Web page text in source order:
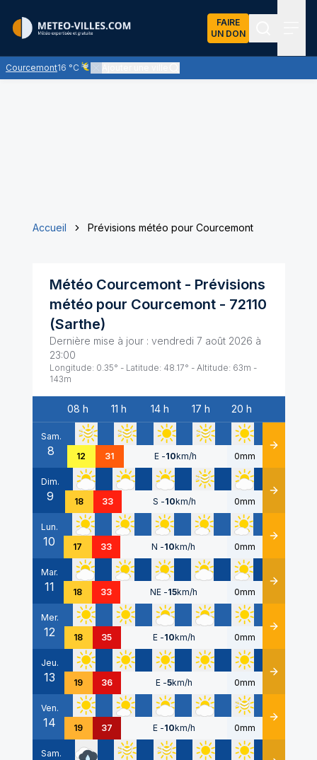
FAIRE
UN DON
Courcemont16 °C
Ciel voilé par des nuages d'altitude, ternissant plus ou
Accueil Prévisions météo pour Courcemont
Météo Courcemont- Prévisions
météo pour Courcemont- 72110
(Sarthe)
Dernière mise à jour : vendredi 7 août 2026 à
23:00
Longitude: 0.35° - Latitude: 48.17° - Altitude: 63m -
143m
Date
08 h 11 h 14 h 17 h 20 h
Sam.
8 12 31 E -10km/h 0mm Détails
Dim.
9 18 33 S -10km/h 0mm Détails
Lun.
10 17 33 N -10km/h 0mm Détails
Mar.
11 18 33 NE -15km/h 0mm Détails
Mer.
12 18 35 E -10km/h 0mm Détails
Jeu.
13 19 36 E -5km/h 0mm Détails
Ven.
14 19 37 E -10km/h 0mm Détails
Sam.